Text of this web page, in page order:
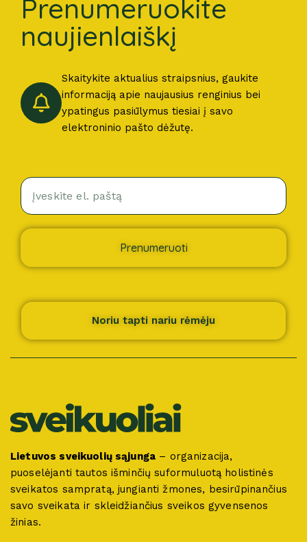
Prenumeruokite
naujienlaiškį
Skaitykite aktualius straipsnius, gaukite
informaciją apie naujausius renginius bei
ypatingus pasiūlymus tiesiai į savo
elektroninio pašto dėžutę.
Prenumeruoti
Noriu tapti nariu rėmėju
Lietuvos sveikuolių sąjunga – organizacija,
puoselėjanti tautos išminčių suformuluotą holistinės
sveikatos sampratą, jungianti žmones, besirūpinančius
savo sveikata ir skleidžiančius sveikos gyvensenos
žinias.